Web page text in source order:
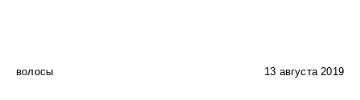
волосы 13 августа 2019